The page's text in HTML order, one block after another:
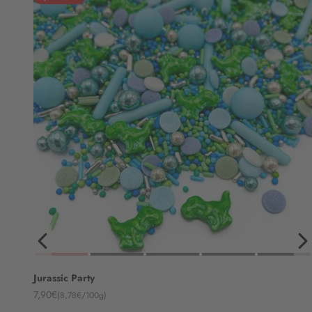
Jurassic Party
Angebot
7,90€(8,78€/100g)